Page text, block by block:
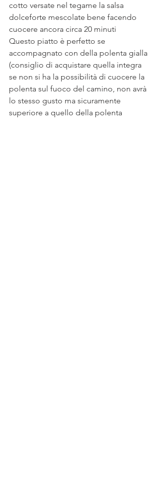
cotto versate nel tegame la salsa
dolceforte mescolate bene facendo
cuocere ancora circa 20 minuti
Questo piatto è perfetto se
accompagnato con della polenta gialla
(consiglio di acquistare quella integra
se non si ha la possibilità di cuocere la
polenta sul fuoco del camino, non avrà
lo stesso gusto ma sicuramente
superiore a quello della polenta